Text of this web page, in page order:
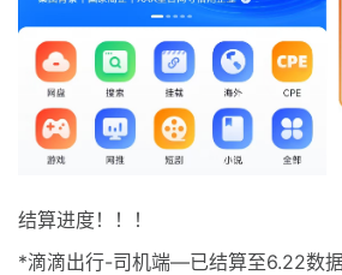
新手指导
最新通知
项目介绍
结算进度！！！
*滴滴出行-司机端—已结算至6.22数